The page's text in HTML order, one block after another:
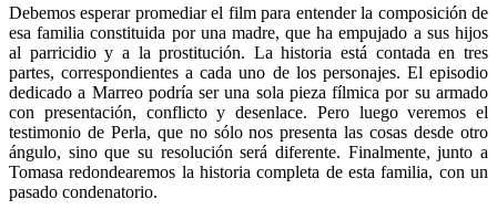
Debemos esperar promediar el film para entender la composición de
esa familia constituida por una madre, que ha empujado a sus hijos
al parricidio y a la prostitución. La historia está contada en tres
partes, correspondientes a cada uno de los personajes. El episodio
dedicado a Marreo podría ser una sola pieza fílmica por su armado
con presentación, conflicto y desenlace. Pero luego veremos el
testimonio de Perla, que no sólo nos presenta las cosas desde otro
ángulo, sino que su resolución será diferente. Finalmente, junto a
Tomasa redondearemos la historia completa de esta familia, con un
pasado condenatorio.